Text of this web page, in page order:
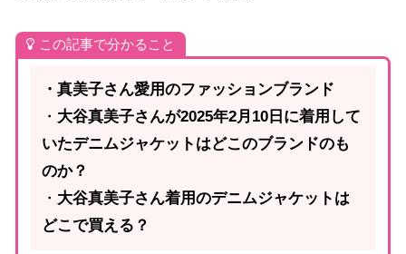
この記事で分かること
・真美子さん愛用のファッションブランド
・ 大谷真美子さんが2025年2月10日に着用して
いたデニムジャケットはどこのブランドのも
のか？
・ 大谷真美子さん着用のデニムジャケットは
どこで買える？